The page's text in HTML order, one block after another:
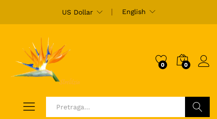
US Dollar English
0 0